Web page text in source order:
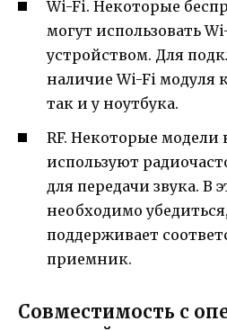
Wi-Fi. Некоторые
могут использовать
устройством. Для
наличие Wi-Fi модуля
так и у ноутбука.
RF. Некоторые
используют
для передачи звука. В
необходимо
поддерживает
приемник.
Совместимость с